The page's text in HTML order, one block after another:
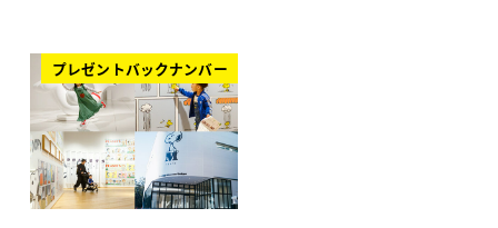
プレゼントバックナンバー